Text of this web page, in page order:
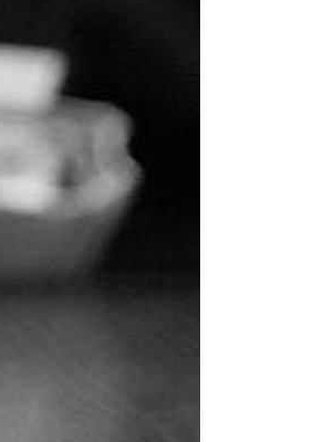
Doradztwo & konsulting